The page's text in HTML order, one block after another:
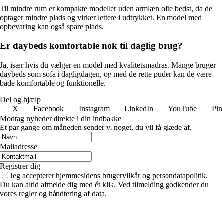
Til mindre rum er kompakte modeller uden armlæn ofte bedst, da de
optager mindre plads og virker lettere i udtrykket. En model med
opbevaring kan også spare plads.
Er daybeds komfortable nok til daglig brug?
Ja, især hvis du vælger en model med kvalitetsmadras. Mange bruger
daybeds som sofa i dagligdagen, og med de rette puder kan de være
både komfortable og funktionelle.
Del og hjælp
X
Facebook Instagram LinkedIn YouTube
Modtag nyheder direkte i din indbakke
Et par gange om måneden sender vi noget, du vil få glæde af.
Mailadresse
Registrer dig
Jeg accepterer hjemmesidens brugervilkår og persondatapolitik.
Du kan altid afmelde dig med ét klik. Ved tilmelding godkender du
vores regler og håndtering af data.